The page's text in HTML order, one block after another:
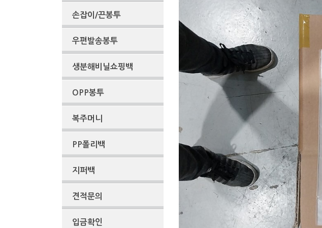
손잡이/끈봉투
우편발송봉투
생분해비닐쇼핑백
OPP봉투
복주머니
PP폴리백
지퍼백
견적문의
입금확인